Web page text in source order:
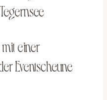
einer
Eventscheune